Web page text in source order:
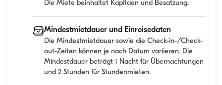
Die Miete beinhaltet Kapitaen und Besatzung.
Mindestmietdauer und Einreisedaten
Die Mindestmietdauer sowie die Check-in-/Check-
out-Zeiten können je nach Datum variieren. Die
Mindestdauer beträgt 1 Nacht für Übernachtungen
und 2 Stunden für Stundenmieten.